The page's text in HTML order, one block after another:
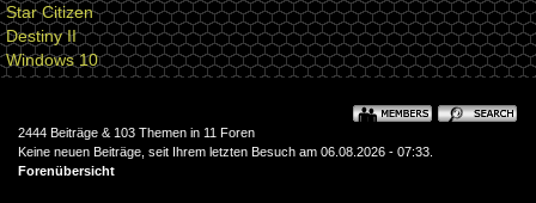
Star Citizen
Destiny II
Windows 10
2444 Beiträge & 103 Themen in 11 Foren
Keine neuen Beiträge, seit Ihrem letzten Besuch am 06.08.2026 - 07:33.
Forenübersicht